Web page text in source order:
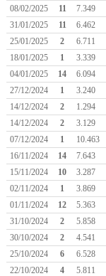
08/02/2025
11 7.349
31/01/2025
11 6.462
25/01/2025
2 6.711
18/01/2025
1 3.339
04/01/2025
14 6.094
27/12/2024
1 3.240
14/12/2024
2 1.294
14/12/2024
2 3.129
07/12/2024
1 10.463
16/11/2024
14 7.643
15/11/2024
10 3.287
02/11/2024
1 3.869
01/11/2024
12 5.363
31/10/2024
2 5.858
30/10/2024
2 4.541
25/10/2024
6 6.528
22/10/2024
4 5.811